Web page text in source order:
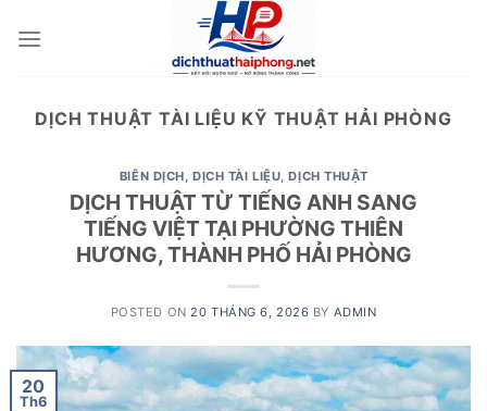
DỊCH THUẬT TÀI LIỆU KỸ THUẬT HẢI PHÒNG
BIÊN DỊCH,DỊCH TÀI LIỆU,DỊCH THUẬT
DỊCH THUẬT TỪ TIẾNG ANH SANG
TIẾNG VIỆT TẠI PHƯỜNG THIÊN
HƯƠNG, THÀNH PHỐ HẢI PHÒNG
POSTED ON 20 THÁNG 6, 2026 BY ADMIN
20
Th6